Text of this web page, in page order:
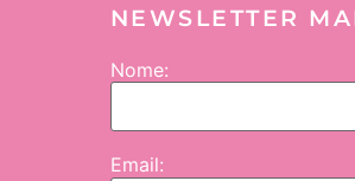
NEWSLETTER
Nome:
Email: